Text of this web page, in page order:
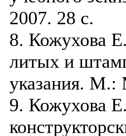
2007. 28 с.
8. Кожухова
литых и
указания.
9. Кожухова